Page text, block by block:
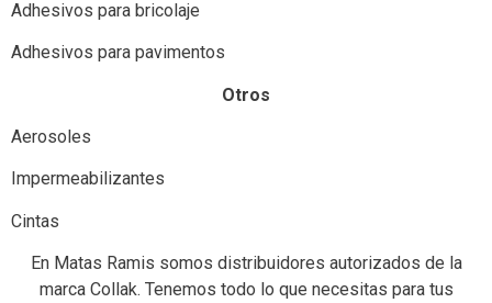
Adhesivos para bricolaje
Adhesivos para pavimentos
Otros
Aerosoles
Impermeabilizantes
Cintas
En Matas Ramis somos distribuidores autorizados de la
marca Collak. Tenemos todo lo que necesitas para tus